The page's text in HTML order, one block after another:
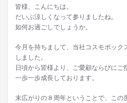
皆様、こんにちは。
だいぶ涼しくなって参りましたね。
如何お過ごしでしょうか。
今月を持ちまして、当社コスモボック
しました。
日頃から皆様より、ご愛顧ならびにご
一歩一歩成長しております。
末広がりの８周年ということで、この